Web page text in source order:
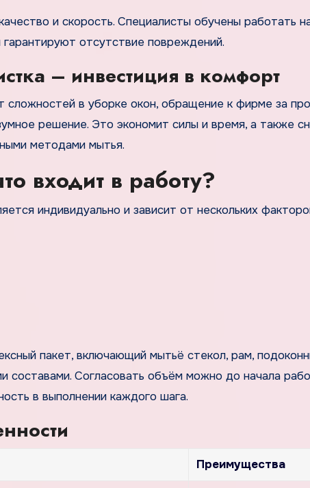
и скорость. Специалисты обучены работать
отсутствие повреждений.
– инвестиция в комфорт
в уборке окон, обращение к фирме за
решение. Это экономит силы и время, а также
методами мытья.
входит в работу?
индивидуально и зависит от нескольких
пакет, включающий мытьё стекол, рам,
составами. Согласовать объём можно до начала
в выполнении каждого шага.
Преимущества